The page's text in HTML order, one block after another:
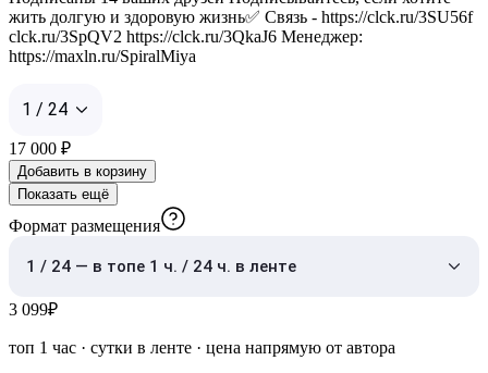
жить долгую и здоровую жизнь✅ Связь - https://clck.ru/3SU56f
clck.ru/3SpQV2 https://clck.ru/3QkaJ6 Менеджер:
https://maxln.ru/SpiralMiya
1 / 24
17 000 ₽
Добавить в корзину
Показать ещё
Формат размещения
1 / 24 — в топе 1 ч. / 24 ч. в ленте
3 099₽
топ 1 час · сутки в ленте · цена напрямую от автора